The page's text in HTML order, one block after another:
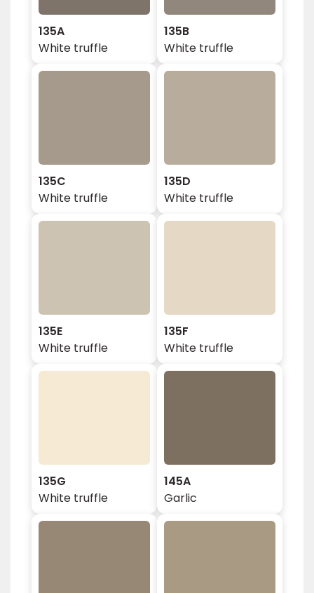
135A
White truffle
135B
White truffle
135C
White truffle
135D
White truffle
135E
White truffle
135F
White truffle
135G
White truffle
145A
Garlic